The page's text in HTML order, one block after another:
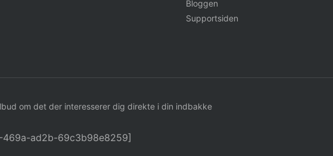
Bloggen
Supportsiden
om det der interesserer dig direkte i din indbakke
ad2b-69c3b98e8259]